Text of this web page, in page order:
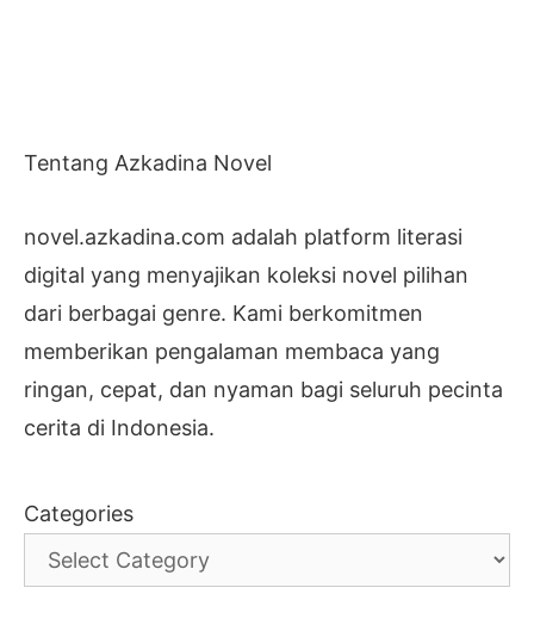
Tentang Azkadina Novel
novel.azkadina.com adalah platform literasi
digital yang menyajikan koleksi novel pilihan
dari berbagai genre. Kami berkomitmen
memberikan pengalaman membaca yang
ringan, cepat, dan nyaman bagi seluruh pecinta
cerita di Indonesia.
Categories